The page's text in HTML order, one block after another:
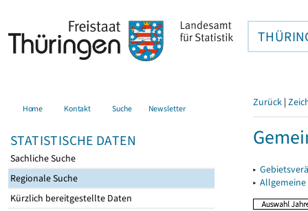
Home Kontakt Suche Newsletter
STATISTISCHE DATEN
Sachliche Suche
Regionale Suche
Kürzlich bereitgestellte Daten
Zurück |
▸
▸